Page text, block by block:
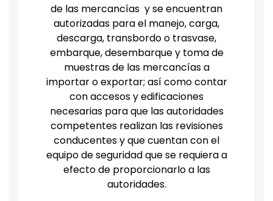
de las mercancías y se encuentran
autorizadas para el manejo, carga,
descarga, transbordo o trasvase,
embarque, desembarque y toma de
muestras de las mercancías a
importar o exportar; así como contar
con accesos y edificaciones
necesarias para que las autoridades
competentes realizan las revisiones
conducentes y que cuentan con el
equipo de seguridad que se requiera a
efecto de proporcionarlo a las
autoridades.